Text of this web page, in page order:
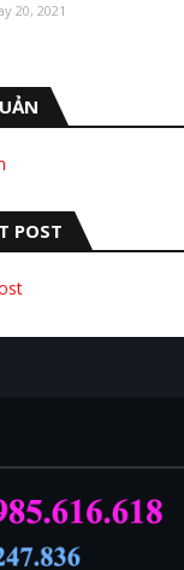
20, 2021
POST